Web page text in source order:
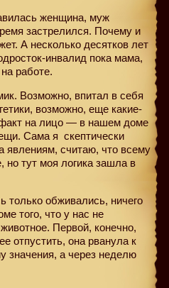
женщина, муж
застрелился. Почему и
А несколько десятков лет
инвалид пока мама,
работе.
Возможно, впитал в себя
возможно, еще какие-
на лицо — в нашем доме
Сама я скептически
явлениям, считаю, что всему
но тут моя логика зашла в
только обживались, ничего
того, что у нас не
Первой, конечно,
отпустить, она рванула к
значения, а через неделю